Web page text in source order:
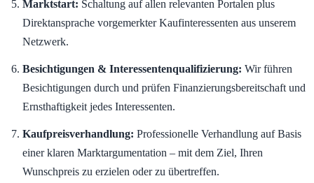
Marktstart: Schaltung auf allen relevanten Portalen plus
Direktansprache vorgemerkter Kaufinteressenten aus unserem
Netzwerk.
Besichtigungen & Interessentenqualifizierung: Wir führen
Besichtigungen durch und prüfen Finanzierungsbereitschaft und
Ernsthaftigkeit jedes Interessenten.
Kaufpreisverhandlung: Professionelle Verhandlung auf Basis
einer klaren Marktargumentation – mit dem Ziel, Ihren
Wunschpreis zu erzielen oder zu übertreffen.